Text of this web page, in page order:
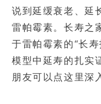
说到延缓衰老、延
雷帕霉素。长寿
于雷帕霉素的“长
模型中延寿的扎实
朋友可以点这里深